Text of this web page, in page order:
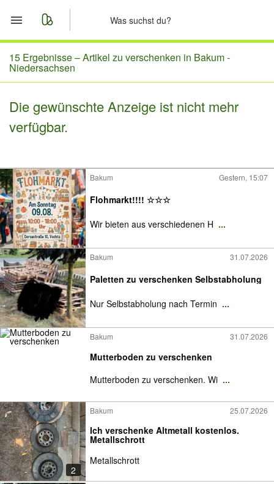
Start
Merkliste
Nachrichten
15 Ergebnisse –Artikel zu verschenken in Bakum -
Niedersachsen
Die gewünschte Anzeige ist nicht mehr
verfügbar.
Bakum Gestern, 15:07
Flohmarkt!!!! ☆☆☆
Wir bieten aus verschiedenen H ...
Bakum 31.07.2026
Paletten zu verschenken Selbstabholung
Nur Selbstabholung nach Termin ...
Bakum 31.07.2026
Mutterboden zu verschenken
Mutterboden zu verschenken. Wi ...
2
Bakum 25.07.2026
Ich verschenke Altmetall kostenlos.
Metallschrott
Metallschrott